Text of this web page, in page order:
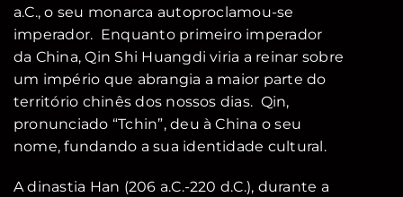
a.C., o seu monarca autoproclamou-se
imperador. Enquanto primeiro imperador
da China, Qin Shi Huangdi viria a reinar sobre
um império que abrangia a maior parte do
território chinês dos nossos dias. Qin,
pronunciado “Tchin”, deu à China o seu
nome, fundando a sua identidade cultural.
A dinastia Han (206 a.C.-220 d.C.), durante a